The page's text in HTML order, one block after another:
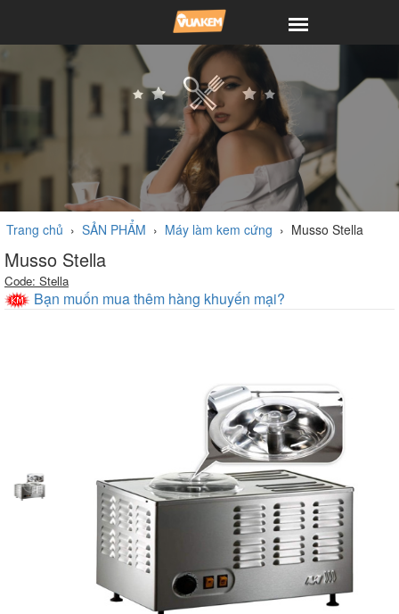
Trang chủ › SẢN PHẨM › Máy làm kem cứng › Musso Stella
Musso Stella
Code: Stella
Bạn muốn mua thêm hàng khuyến mại?